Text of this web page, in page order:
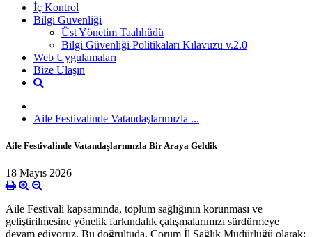
İç Kontrol
Bilgi Güvenliği
Üst Yönetim Taahhüdü
Bilgi Güvenliği Politikaları Kılavuzu v.2.0
Web Uygulamaları
Bize Ulaşın
Aile Festivalinde Vatandaşlarımızla ...
Aile Festivalinde Vatandaşlarımızla Bir Araya Geldik
18 Mayıs 2026
Aile Festivali kapsamında, toplum sağlığının korunması ve
geliştirilmesine yönelik farkındalık çalışmalarımızı sürdürmeye
devam ediyoruz. Bu doğrultuda, Çorum İl Sağlık Müdürlüğü olarak;